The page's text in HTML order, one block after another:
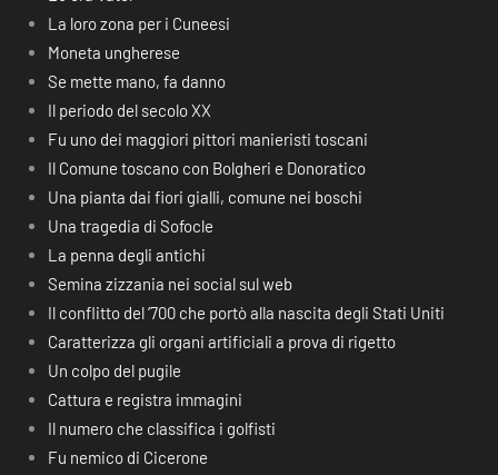
La loro zona per i Cuneesi
Moneta ungherese
Se mette mano, fa danno
Il periodo del secolo XX
Fu uno dei maggiori pittori manieristi toscani
Il Comune toscano con Bolgheri e Donoratico
Una pianta dai fiori gialli, comune nei boschi
Una tragedia di Sofocle
La penna degli antichi
Semina zizzania nei social sul web
Il conflitto del ‘700 che portò alla nascita degli Stati Uniti
Caratterizza gli organi artificiali a prova di rigetto
Un colpo del pugile
Cattura e registra immagini
Il numero che classifica i golfisti
Fu nemico di Cicerone